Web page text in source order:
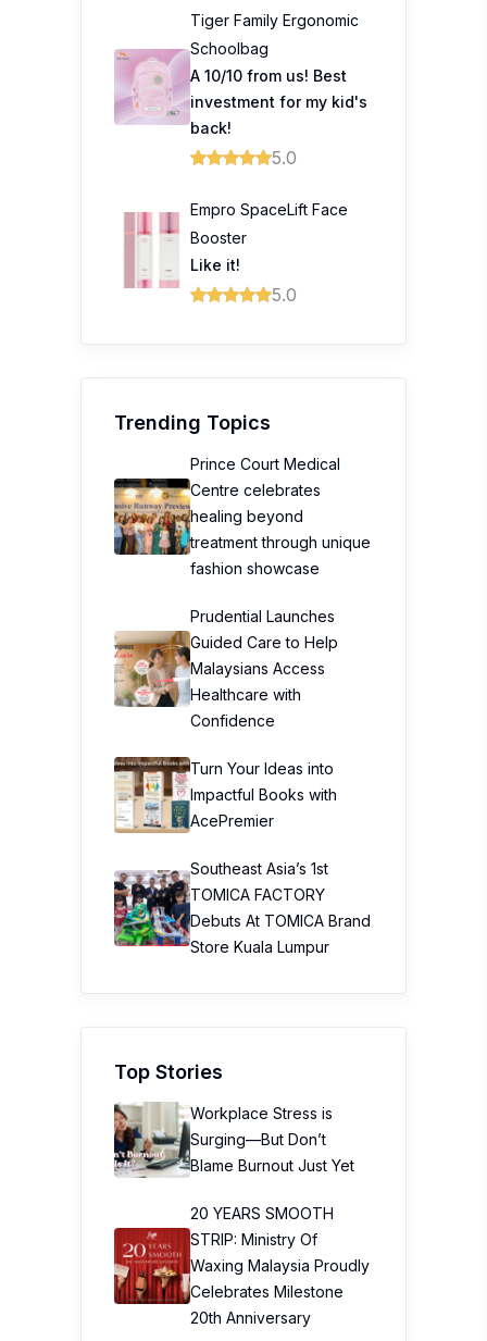
Tiger Family Ergonomic
Schoolbag
A 10/10 from us! Best
investment for my kid's
back!
5.0
Empro SpaceLift Face
Booster
Like it!
5.0
Trending Topics
Prince Court Medical
Centre celebrates
healing beyond
treatment through unique
fashion showcase
Prudential Launches
Guided Care to Help
Malaysians Access
Healthcare with
Confidence
Turn Your Ideas into
Impactful Books with
AcePremier
Southeast Asia’s 1st
TOMICA FACTORY
Debuts At TOMICA Brand
Store Kuala Lumpur
Top Stories
Workplace Stress is
Surging—But Don’t
Blame Burnout Just Yet
20 YEARS SMOOTH
STRIP: Ministry Of
Waxing Malaysia Proudly
Celebrates Milestone
20th Anniversary